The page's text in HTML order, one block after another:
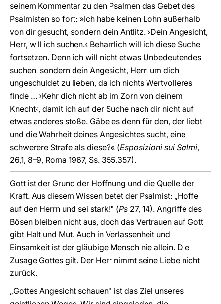
seinem Kommentar zu den Psalmen das Gebet des
Psalmisten so fort: »Ich habe keinen Lohn außerhalb
von dir gesucht, sondern dein Antlitz. ›Dein Angesicht,
Herr, will ich suchen.‹ Beharrlich will ich diese Suche
fortsetzen. Denn ich will nicht etwas Unbedeutendes
suchen, sondern dein Angesicht, Herr, um dich
ungeschuldet zu lieben, da ich nichts Wertvolleres
finde … ›Kehr dich nicht ab im Zorn von deinem
Knecht‹, damit ich auf der Suche nach dir nicht auf
etwas anderes stoße. Gäbe es denn für den, der liebt
und die Wahrheit deines Angesichtes sucht, eine
schwerere Strafe als diese?« (Esposizioni sui Salmi,
26,1, 8–9, Roma 1967, Ss. 355.357).
Gott ist der Grund der Hoffnung und die Quelle der
Kraft. Aus diesem Wissen betet der Psalmist: „Hoffe
auf den Herrn und sei stark!" (Ps 27, 14). Angriffe des
Bösen bleiben nicht aus, doch das Vertrauen auf Gott
gibt Halt und Mut. Auch in Verlassenheit und
Einsamkeit ist der gläubige Mensch nie allein. Die
Zusage Gottes gilt. Der Herr nimmt seine Liebe nicht
zurück.
„Gottes Angesicht schauen" ist das Ziel unseres